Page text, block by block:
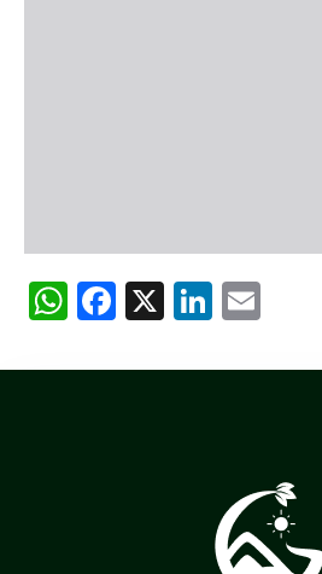
WhatsApp
Facebook
X